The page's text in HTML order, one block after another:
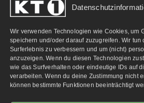
Wir verwenden Technologien wie Cookies, um
speichern und/oder darauf zuzugreifen. Wir tun
Surferlebnis zu verbessern und um (nicht)
anzuzeigen. Wenn du diesen Technologien
wie das Surfverhalten oder eindeutige IDs auf
verarbeiten. Wenn du deine Zustimmung nicht
können bestimmte Funktionen beeinträchtigt
PARTNERLINKS: